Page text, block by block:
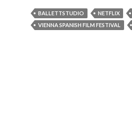
BALLETTSTUDIO NETFLIX
VIENNA SPANISH FILM FESTIVAL